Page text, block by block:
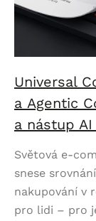
Universal
a Agentic
a nástup
Světová e-
snese
nakupování v
pro lidi – pro